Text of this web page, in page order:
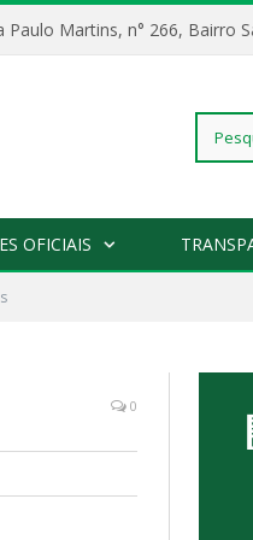
Paulo Martins, n° 266,
OFICIAIS
0